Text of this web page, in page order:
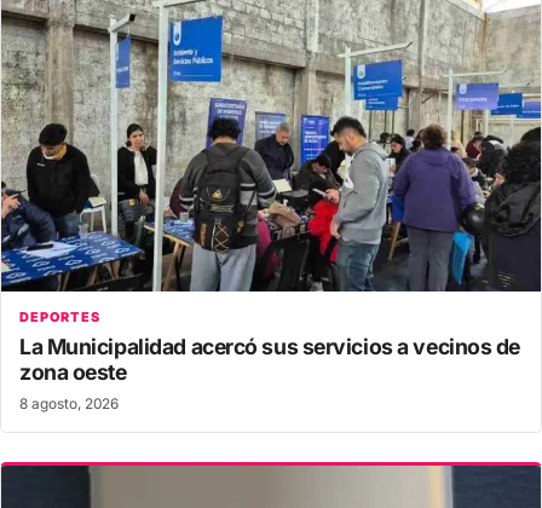
DEPORTES
La Municipalidad acercó sus servicios a vecinos de
zona oeste
8 agosto, 2026